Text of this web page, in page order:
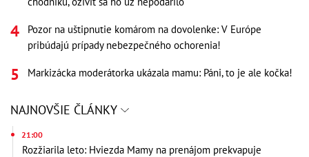
Pozor na uštipnutie komárom na dovolenke: V Európe
pribúdajú prípady nebezpečného ochorenia!
Markizácka moderátorka ukázala mamu: Páni, to je ale kočka!
NAJNOVŠIE ČLÁNKY
21:00
Rozžiarila leto: Hviezda Mamy na prenájom prekvapuje